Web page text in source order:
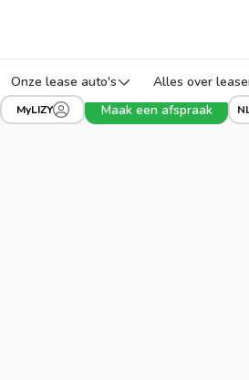
Onze lease auto's Alles over
MyLIZY Maak een afspraak